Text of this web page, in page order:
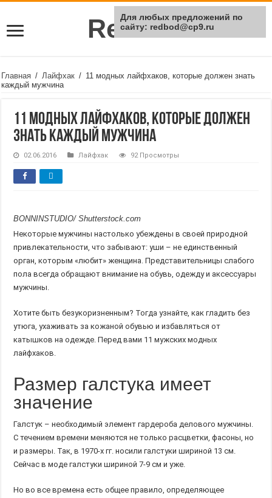
Rei Red
Главная / Лайфхак / 11 модных лайфхаков, которые должен знать
каждый мужчина
11 модных лайфхаков, которые должен
знать каждый мужчина
02.06.2016 Лайфхак 92 Просмотры
BONNINSTUDIO/ Shutterstock.com
Некоторые мужчины настолько убеждены в своей природной
привлекательности, что забывают: уши – не единственный
орган, которым «любит» женщина. Представительницы слабого
пола всегда обращают внимание на обувь, одежду и аксессуары
мужчины.
Хотите быть безукоризненным? Тогда узнайте, как гладить без
утюга, ухаживать за кожаной обувью и избавляться от
катышков на одежде. Перед вами 11 мужских модных
лайфхаков.
Размер галстука имеет
значение
Галстук – необходимый элемент гардероба делового мужчины.
С течением времени меняются не только расцветки, фасоны, но
и размеры. Так, в 1970-х гг. носили галстуки шириной 13 см.
Сейчас в моде галстуки шириной 7-9 см и уже.
Но во все времена есть общее правило, определяющее
Для любых предложений по
сайту: redbod@cp9.ru